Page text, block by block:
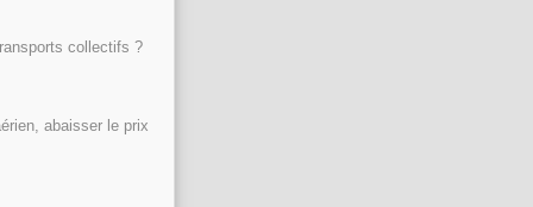
collectifs ?
abaisser le prix